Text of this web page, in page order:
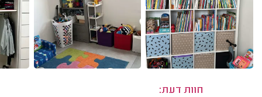
חוות דעת: